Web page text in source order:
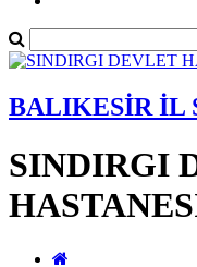
BALIKESİR İL
SINDIRGI